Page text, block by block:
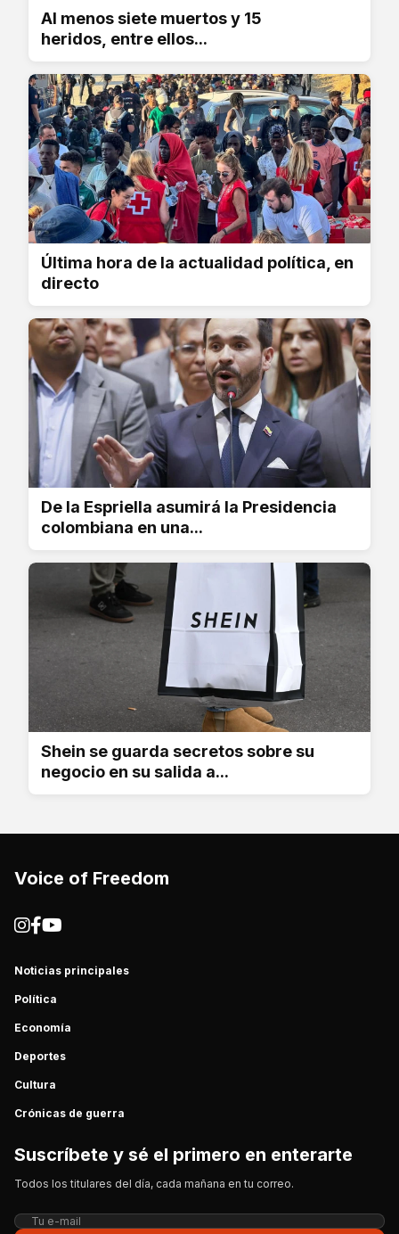
Al menos siete muertos y 15
heridos, entre ellos...
Última hora de la actualidad política, en
directo
De la Espriella asumirá la Presidencia
colombiana en una...
Shein se guarda secretos sobre su
negocio en su salida a...
Voice of Freedom
Noticias principales
Política
Economía
Deportes
Cultura
Crónicas de guerra
Suscríbete y sé el primero en enterarte
Todos los titulares del día, cada mañana en tu correo.